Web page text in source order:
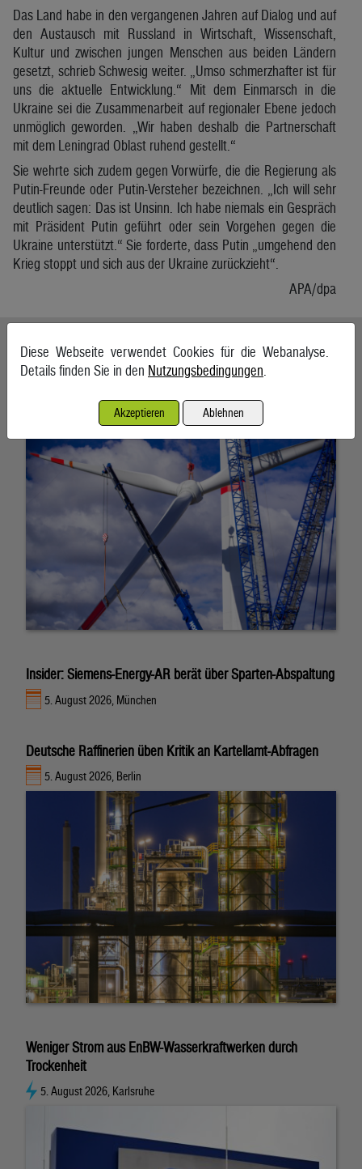
Das Land habe in den vergangenen Jahren auf Dialog und auf
den Austausch mit Russland in Wirtschaft, Wissenschaft,
Kultur und zwischen jungen Menschen aus beiden Ländern
gesetzt, schrieb Schwesig weiter. „Umso schmerzhafter ist für
uns die aktuelle Entwicklung.“ Mit dem Einmarsch in die
Ukraine sei die Zusammenarbeit auf regionaler Ebene jedoch
unmöglich geworden. „Wir haben deshalb die Partnerschaft
mit dem Leningrad Oblast ruhend gestellt.“
Sie wehrte sich zudem gegen Vorwürfe, die die Regierung als
Putin-Freunde oder Putin-Versteher bezeichnen. „Ich will sehr
deutlich sagen: Das ist Unsinn. Ich habe niemals ein Gespräch
mit Präsident Putin geführt oder sein Vorgehen gegen die
Ukraine unterstützt.“ Sie forderte, dass Putin „umgehend den
Krieg stoppt und sich aus der Ukraine zurückzieht“.
APA/dpa
Ähnliche Artikel weiterlesen
Nordex erhält Großauftrag in der Türkei
6. August 2026, Hamburg
Insider: Siemens-Energy-AR berät über Sparten-Abspaltung
5. August 2026, München
Deutsche Raffinerien üben Kritik an Kartellamt-Abfragen
5. August 2026, Berlin
Weniger Strom aus EnBW-Wasserkraftwerken durch
Trockenheit
5. August 2026, Karlsruhe
Diese Webseite verwendet Cookies für die Webanalyse.
Details finden Sie in den Nutzungsbedingungen
Akzeptieren Ablehnen